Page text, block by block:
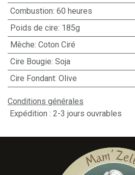
Combustion: 60 heures
Poids de cire: 185g
Mèche: Coton Ciré
Cire Bougie: Soja
Cire Fondant: Olive
Conditions générales
Expédition : 2-3 jours ouvrables